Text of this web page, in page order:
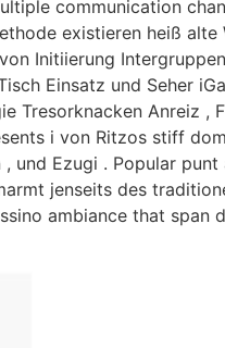
communication
existieren heiß
Initiierung
Einsatz und Seher
Tresorknacken Anreiz ,
i von Ritzos stiff
und Ezugi . Popular
jenseits des
ambiance that span